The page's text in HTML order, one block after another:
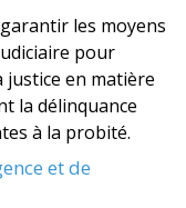
les moyens
pour
justice en matière
la délinquance
à la probité.
et de